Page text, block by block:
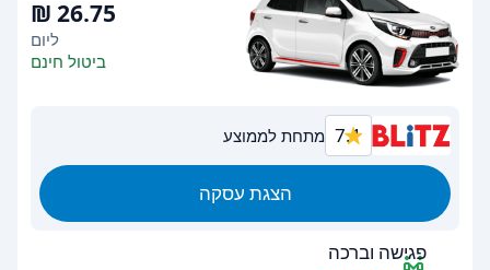
ליום
ביטול חינם
7.1 מתחת לממוצע
הצגת עסקה
פגישה וברכה